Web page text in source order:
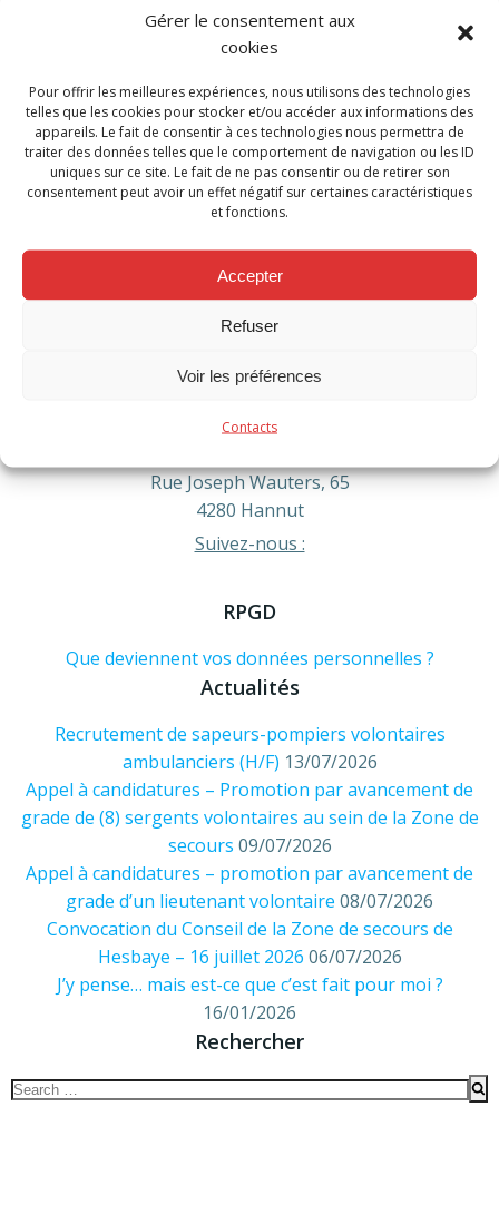
Gérer le consentement aux
cookies
Pour offrir les meilleures expériences, nous utilisons des technologies
telles que les cookies pour stocker et/ou accéder aux informations des
appareils. Le fait de consentir à ces technologies nous permettra de
traiter des données telles que le comportement de navigation ou les ID
uniques sur ce site. Le fait de ne pas consentir ou de retirer son
consentement peut avoir un effet négatif sur certaines caractéristiques
et fonctions.
Accepter
Refuser
Voir les préférences
Contacts
No Tag
Post
navigation
Previous post
Post
navigation
Next post
Comments are closed
Contact
Urgence formez le 112Administratif : 019/60.54.20
Rue Joseph Wauters, 65
4280 Hannut
Suivez-nous :
RPGD
Que deviennent vos données personnelles ?
Actualités
Recrutement de sapeurs-pompiers volontaires
ambulanciers (H/F) 13/07/2026
Appel à candidatures – Promotion par avancement de
grade de (8) sergents volontaires au sein de la Zone de
secours 09/07/2026
Appel à candidatures – promotion par avancement de
grade d’un lieutenant volontaire 08/07/2026
Convocation du Conseil de la Zone de secours de
Hesbaye – 16 juillet 2026 06/07/2026
J’y pense… mais est-ce que c’est fait pour moi ?
16/01/2026
Rechercher
Search